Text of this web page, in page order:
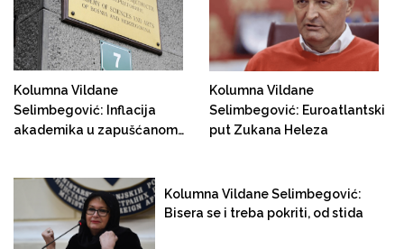
Kolumna Vildane
Selimbegović: Inflacija
akademika u zapušćanom
Kolumna Vildane
Selimbegović: Euroatlantski
put Zukana Heleza
Kolumna Vildane Selimbegović:
Bisera se i treba pokriti, od stida